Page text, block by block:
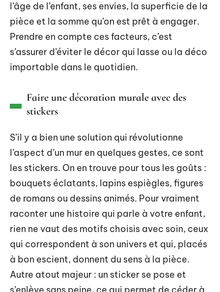
l’âge de l’enfant, ses envies, la superficie de la
pièce et la somme qu’on est prêt à engager.
Prendre en compte ces facteurs, c’est
s’assurer d’éviter le décor qui lasse ou la déco
importable dans le quotidien.
Faire une décoration murale avec des
stickers
S’il y a bien une solution qui révolutionne
l’aspect d’un mur en quelques gestes, ce sont
les stickers. On en trouve pour tous les goûts :
bouquets éclatants, lapins espiègles, figures
de romans ou dessins animés. Pour vraiment
raconter une histoire qui parle à votre enfant,
rien ne vaut des motifs choisis avec soin, ceux
qui correspondent à son univers et qui, placés
à bon escient, donnent du sens à la pièce.
Autre atout majeur : un sticker se pose et